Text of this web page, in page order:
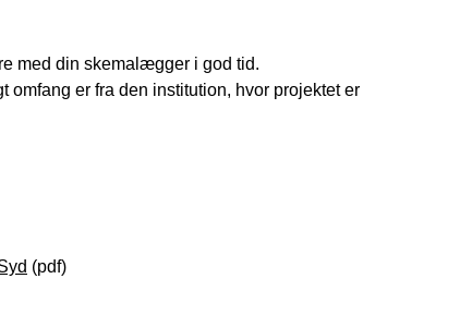
med din skemalægger i god tid.
omfang er fra den institution, hvor projektet er
(pdf)